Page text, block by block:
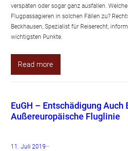
verspäten oder sogar ganz ausfallen.
Flugpassagieren in solchen Fällen zu?
Beckhausen, Spezialist für Reiserecht,
wichtigsten Punkte.
Read more
EuGH – Entschädigung Auch
Außereuropäische Fluglinie
11. Juli 2019–